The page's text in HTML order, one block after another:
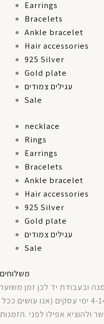
Earrings
Bracelets
Ankle bracelet
Hair accessories
925 Silver
Gold plate
עגילים צמודים
Sale
necklace
Rings
Earrings
Bracelets
Ankle bracelet
Hair accessories
925 Silver
Gold plate
עגילים צמודים
Sale
משלוחים
ובעבודת יד לכן זמן משוער
ימי עסקים (אנו עושים ככל
ולהוציא אפילו לפני .הזמנות